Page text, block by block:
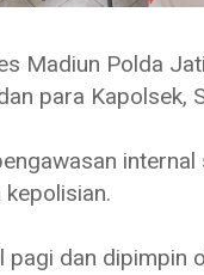
Madiun Polda
para Kapolsek,
dan dipimpin